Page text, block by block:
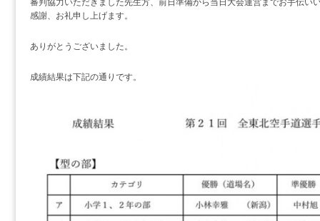
感謝、お礼申し上げます。
ありがとうございました。
成績結果は下記の通りです。